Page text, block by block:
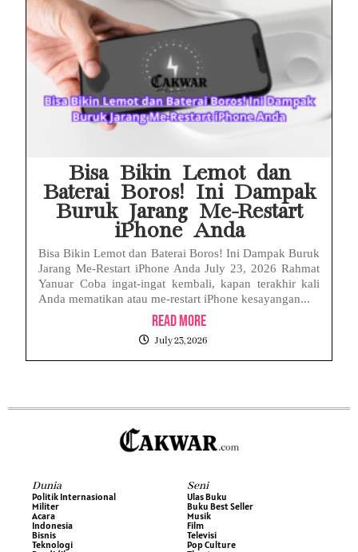
Bisa Bikin Lemot dan
Baterai Boros! Ini Dampak
Buruk Jarang Me-Restart
iPhone Anda
Bisa Bikin Lemot dan Baterai Boros! Ini Dampak Buruk
Jarang Me-Restart iPhone Anda July 23, 2026 Rahmat
Yanuar Coba ingat-ingat kembali, kapan terakhir kali
Anda mematikan atau me-restart iPhone kesayangan...
Read More
July 23, 2026
Dunia
Politik Internasional
Militer
Acara
Indonesia
Bisnis
Teknologi
Seni
Ulas Buku
Buku Best Seller
Musik
Film
Televisi
Pop Culture